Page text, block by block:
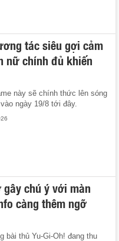
tác siêu gợi cảm
nữ chính đủ khiến
này sẽ chính thức lên sóng
ngày 19/8 tới đây.
chú ý với màn
càng thêm ngỡ
bài thủ Yu-Gi-Oh! đang thu